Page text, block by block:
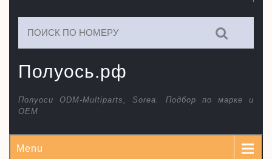
Полуось.рф
Полуоси ODM-Multiparts, Sorea. Подбор по марке и
ОЕМ
Menu